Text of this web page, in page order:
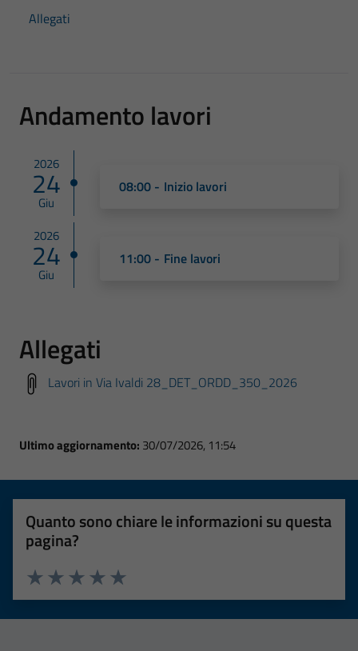
Allegati
Andamento lavori
2026
24
Giu
08:00 - Inizio lavori
2026
24
Giu
11:00 - Fine lavori
Allegati
Lavori in Via Ivaldi 28_DET_ORDD_350_2026
Ultimo aggiornamento: 30/07/2026, 11:54
Quanto sono chiare le informazioni su questa
pagina?
Valuta 5 stelle su 5
Valuta 4 stelle su 5
Valuta 3 stelle su 5
Valuta 2 stelle su 5
Valuta 1 stelle su 5